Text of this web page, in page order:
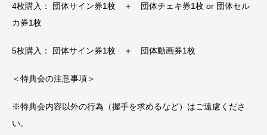
4枚購入： 団体サイン券1枚 ＋ 団体チェキ券1枚 or 団体セル
カ券1枚
5枚購入： 団体サイン券1枚 ＋ 団体動画券1枚
＜特典会の注意事項＞
※特典会内容以外の行為（握手を求めるなど）はご遠慮くださ
い。